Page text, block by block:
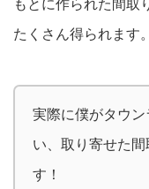
もとに作られた間取
たくさん得られます。
実際に僕がタウ
い、取り寄せた
す！